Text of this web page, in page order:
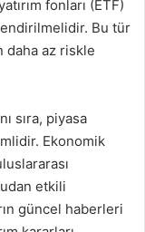
fonları (ETF)
Bu tür
daha az riskle
sıra, piyasa
Ekonomik
etkili
güncel haberleri